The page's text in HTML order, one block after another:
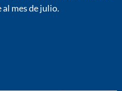
mes de julio.